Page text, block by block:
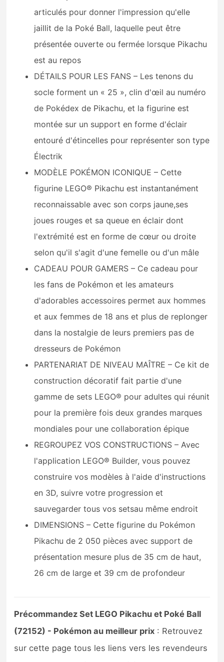
articulés pour donner l'impression qu'elle
jaillit de la Poké Ball, laquelle peut être
présentée ouverte ou fermée lorsque Pikachu
est au repos
DÉTAILS POUR LES FANS – Les tenons du
socle forment un « 25 », clin d'œil au numéro
de Pokédex de Pikachu, et la figurine est
montée sur un support en forme d'éclair
entouré d'étincelles pour représenter son type
Électrik
MODÈLE POKÉMON ICONIQUE – Cette
figurine LEGO® Pikachu est instantanément
reconnaissable avec son corps jaune,ses
joues rouges et sa queue en éclair dont
l'extrémité est en forme de cœur ou droite
selon qu'il s'agit d'une femelle ou d'un mâle
CADEAU POUR GAMERS – Ce cadeau pour
les fans de Pokémon et les amateurs
d'adorables accessoires permet aux hommes
et aux femmes de 18 ans et plus de replonger
dans la nostalgie de leurs premiers pas de
dresseurs de Pokémon
PARTENARIAT DE NIVEAU MAÎTRE – Ce kit de
construction décoratif fait partie d'une
gamme de sets LEGO® pour adultes qui réunit
pour la première fois deux grandes marques
mondiales pour une collaboration épique
REGROUPEZ VOS CONSTRUCTIONS – Avec
l'application LEGO® Builder, vous pouvez
construire vos modèles à l'aide d'instructions
en 3D, suivre votre progression et
sauvegarder tous vos setsau même endroit
DIMENSIONS – Cette figurine du Pokémon
Pikachu de 2 050 pièces avec support de
présentation mesure plus de 35 cm de haut,
26 cm de large et 39 cm de profondeur
Précommandez Set LEGO Pikachu et Poké Ball
(72152) - Pokémon au meilleur prix : Retrouvez
sur cette page tous les liens vers les revendeurs